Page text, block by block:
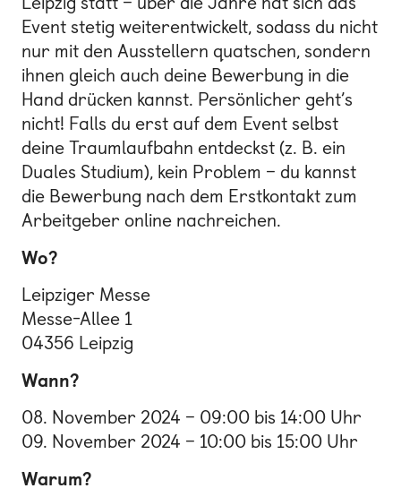
Event stetig weiterentwickelt, sodass du nicht
nur mit den Ausstellern quatschen, sondern
ihnen gleich auch deine Bewerbung in die
Hand drücken kannst. Persönlicher geht’s
nicht! Falls du erst auf dem Event selbst
deine Traumlaufbahn entdeckst (z. B. ein
Duales Studium), kein Problem – du kannst
die Bewerbung nach dem Erstkontakt zum
Arbeitgeber online nachreichen.
Wo?
Leipziger Messe
Messe-Allee 1
04356 Leipzig
Wann?
08. November 2024 – 09:00 bis 14:00 Uhr
09. November 2024 – 10:00 bis 15:00 Uhr
Warum?